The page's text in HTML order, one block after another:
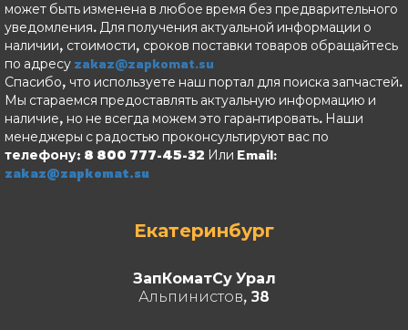
может быть изменена в любое время без предварительного
уведомления. Для получения актуальной информации о
наличии, стоимости, сроков поставки товаров обращайтесь
по адресу zakaz@zapkomat.su
Спасибо, что используете наш портал для поиска запчастей.
Мы стараемся предоставлять актуальную информацию и
наличие, но не всегда можем это гарантировать. Наши
менеджеры с радостью проконсультируют вас по
телефону: 8 800 777-45-32 Или Email:
zakaz@zapkomat.su
Екатеринбург
ЗапКоматСу Урал
Альпинистов, 38